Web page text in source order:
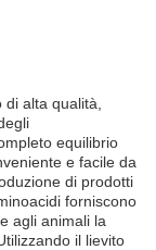
alta qualità,
equilibrio
e facile da
di prodotti
forniscono
agli animali la
il lievito